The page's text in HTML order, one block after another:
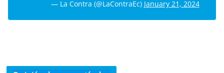
— La Contra (@LaContraEc) January 21, 2024